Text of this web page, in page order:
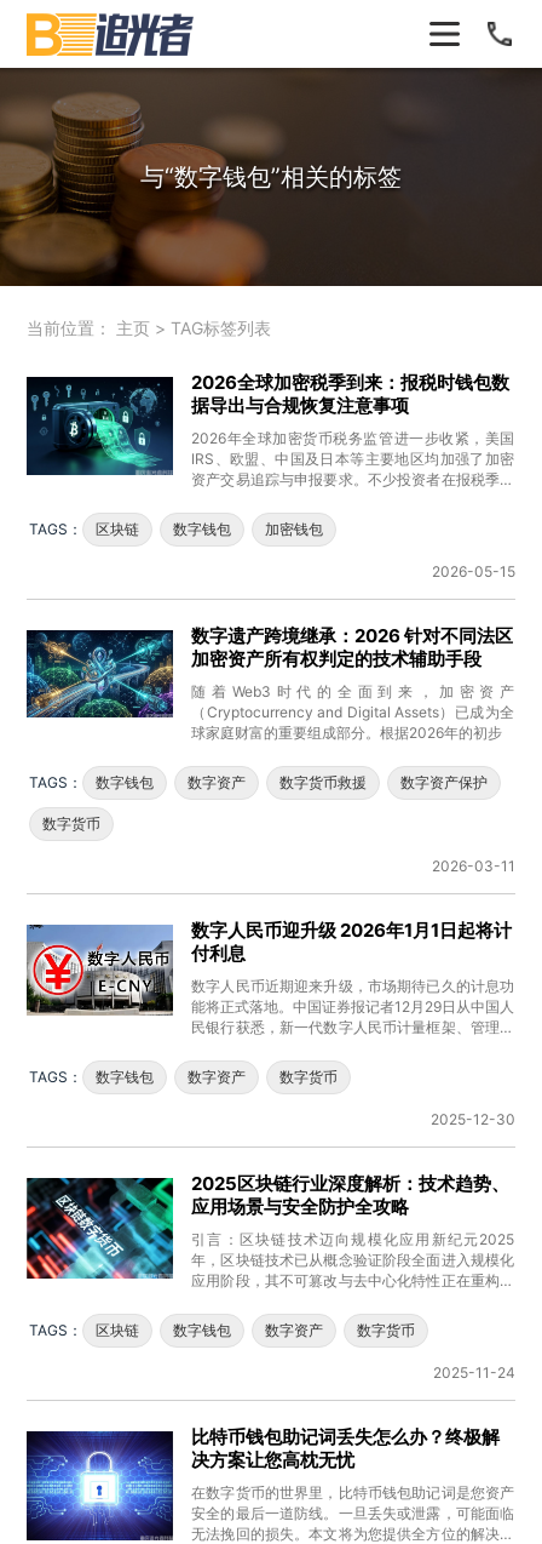
与“数字钱包”相关的标签
当前位置： 主页 > TAG标签列表
2026全球加密税季到来：报税时钱包数
据导出与合规恢复注意事项
2026年全球加密货币税务监管进一步收紧，美国
IRS、欧盟、中国及日本等主要地区均加强了加密
资产交易追踪与申报要求。不少投资者在报税季临
TAGS：
区块链 数字钱包 加密钱包
2026-05-15
数字遗产跨境继承：2026 针对不同法区
加密资产所有权判定的技术辅助手段
随着Web3时代的全面到来，加密资产
（Cryptocurrency and Digital Assets）已成为全
球家庭财富的重要组成部分。根据2026年的初步
TAGS： 数字钱包 数字资产 数字货币救援 数字资产保护
数字货币
2026-03-11
数字人民币迎升级 2026年1月1日起将计
付利息
数字人民币近期迎来升级，市场期待已久的计息功
能将正式落地。中国证券报记者12月29日从中国人
民银行获悉，新一代数字人民币计量框架、管理体
TAGS：
数字钱包 数字资产 数字货币
2025-12-30
2025区块链行业深度解析：技术趋势、
应用场景与安全防护全攻略
引言：区块链技术迈向规模化应用新纪元2025
年，区块链技术已从概念验证阶段全面进入规模化
应用阶段，其不可篡改与去中心化特性正在重构全
TAGS：
区块链 数字钱包 数字资产 数字货币
2025-11-24
比特币钱包助记词丢失怎么办？终极解
决方案让您高枕无忧
在数字货币的世界里，比特币钱包助记词是您资产
安全的最后一道防线。一旦丢失或泄露，可能面临
无法挽回的损失。本文将为您提供全方位的解决方